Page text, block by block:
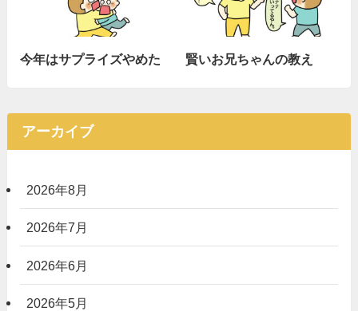
今年はサプライズやめた 賢いお兄ちゃんの教え
アーカイブ
2026年8月
2026年7月
2026年6月
2026年5月